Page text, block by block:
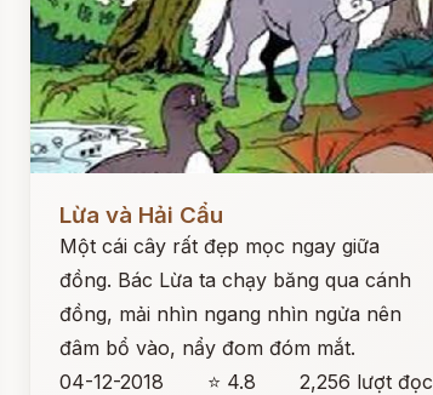
Lừa và Hải Cẩu
Một cái cây rất đẹp mọc ngay giữa
đồng. Bác Lừa ta chạy băng qua cánh
đồng, mải nhìn ngang nhìn ngửa nên
đâm bổ vào, nẩy đom đóm mắt.
04-12-2018
⭐ 4.8
2,256 lượt đọc